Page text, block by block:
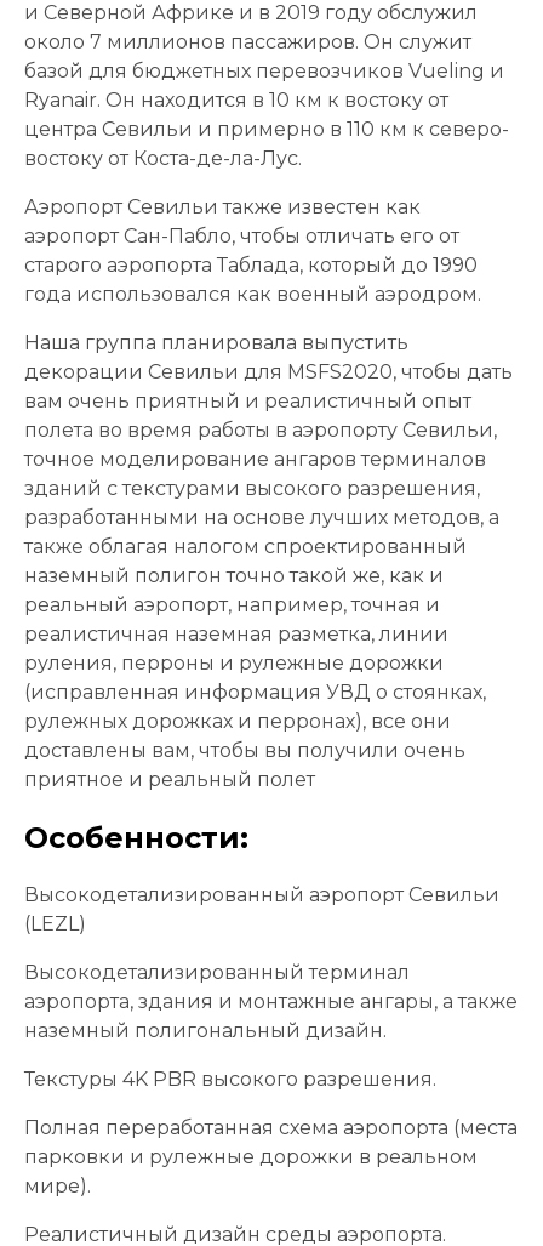
и Северной Африке и в 2019 году обслужил
около 7 миллионов пассажиров. Он служит
базой для бюджетных перевозчиков Vueling и
Ryanair. Он находится в 10 км к востоку от
центра Севильи и примерно в 110 км к северо-
востоку от Коста-де-ла-Лус.
Аэропорт Севильи также известен как
аэропорт Сан-Пабло, чтобы отличать его от
старого аэропорта Таблада, который до 1990
года использовался как военный аэродром.
Наша группа планировала выпустить
декорации Севильи для MSFS2020, чтобы дать
вам очень приятный и реалистичный опыт
полета во время работы в аэропорту Севильи,
точное моделирование ангаров терминалов
зданий с текстурами высокого разрешения,
разработанными на основе лучших методов, а
также облагая налогом спроектированный
наземный полигон точно такой же, как и
реальный аэропорт, например, точная и
реалистичная наземная разметка, линии
руления, перроны и рулежные дорожки
(исправленная информация УВД о стоянках,
рулежных дорожках и перронах), все они
доставлены вам, чтобы вы получили очень
приятное и реальный полет
Особенности:
Высокодетализированный аэропорт Севильи
(LEZL)
Высокодетализированный терминал
аэропорта, здания и монтажные ангары, а также
наземный полигональный дизайн.
Текстуры 4K PBR высокого разрешения.
Полная переработанная схема аэропорта (места
парковки и рулежные дорожки в реальном
мире).
Реалистичный дизайн среды аэропорта.